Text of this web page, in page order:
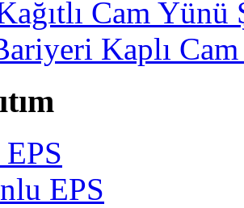
Cam Yünü
Kaplı
EPS